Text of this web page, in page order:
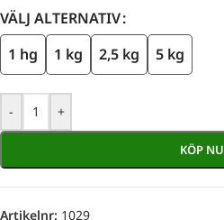
VÄLJ ALTERNATIV
1 hg
1 kg 2,5 kg 5 kg
- +
KÖP NU
Artikelnr: 1029